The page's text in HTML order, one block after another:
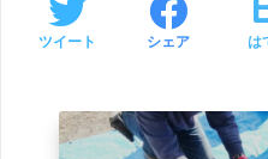
ツイート シェア は